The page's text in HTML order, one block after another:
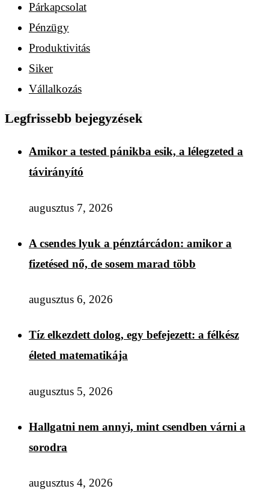
Párkapcsolat
Pénzügy
Produktivitás
Siker
Vállalkozás
Legfrissebb bejegyzések
Amikor a tested pánikba esik, a lélegzeted a
távirányító
augusztus 7, 2026
A csendes lyuk a pénztárcádon: amikor a
fizetésed nő, de sosem marad több
augusztus 6, 2026
Tíz elkezdett dolog, egy befejezett: a félkész
életed matematikája
augusztus 5, 2026
Hallgatni nem annyi, mint csendben várni a
sorodra
augusztus 4, 2026